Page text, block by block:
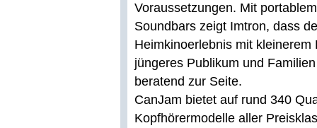
Voraussetzungen. Mit
Soundbars zeigt Imtron, dass
Heimkinoerlebnis mit
jüngeres Publikum und
beratend zur Seite.
CanJam bietet auf rund 340
Kopfhörermodelle aller